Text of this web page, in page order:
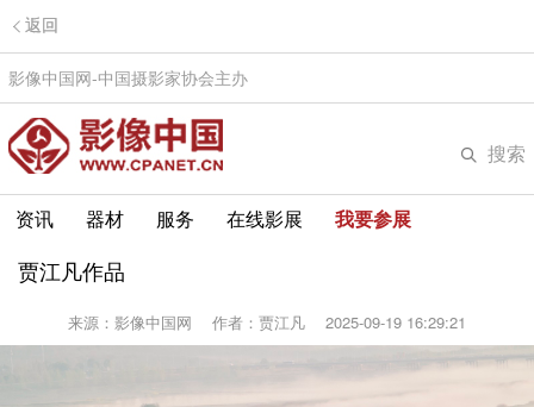
返回
影像中国网-中国摄影家协会主办
搜索
资讯 器材 服务 在线影展 我要参展
贾江凡作品
来源：影像中国网 作者：贾江凡 2025-09-19 16:29:21